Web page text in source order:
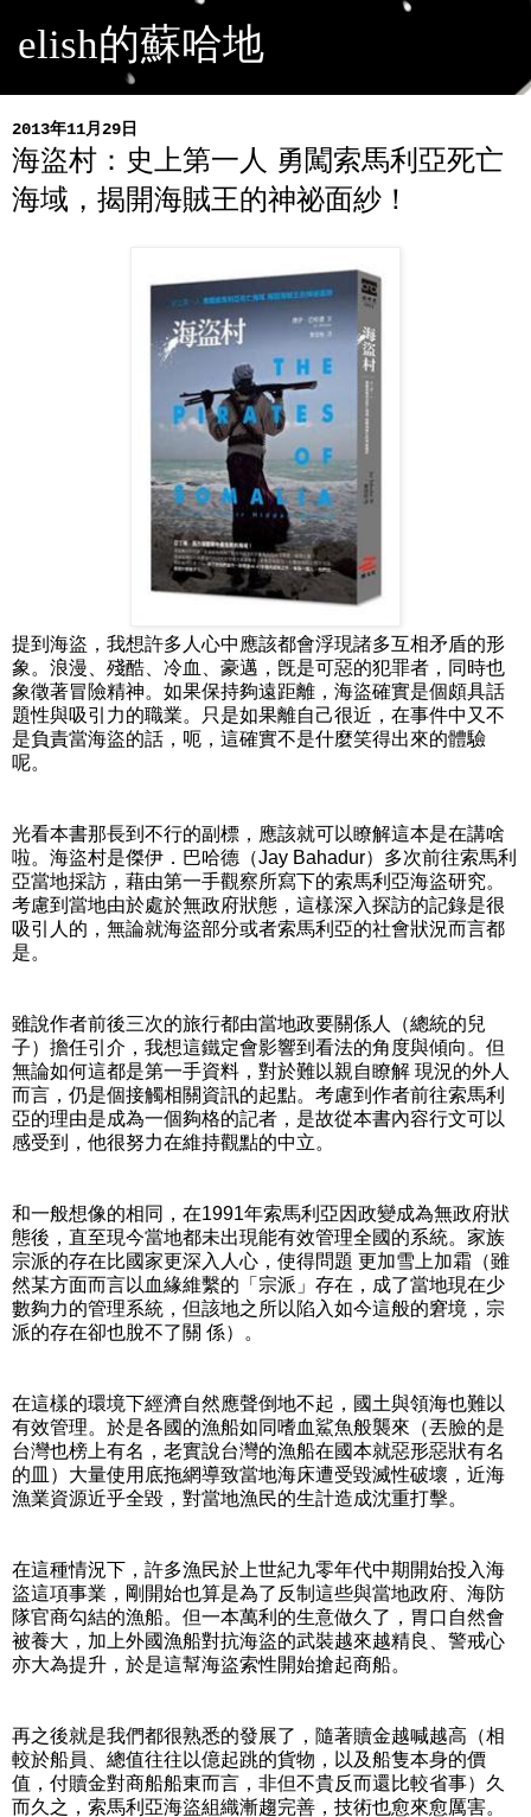
elish的蘇哈地
2013年11月29日
海盜村：史上第一人 勇闖索馬利亞死亡
海域，揭開海賊王的神祕面紗！
提到海盜，我想許多人心中應該都會浮現諸多互相矛盾的形
象。浪漫、殘酷、冷血、豪邁，旣是可惡的犯罪者，同時也
象徵著冒險精神。如果保持夠遠距離，海盜確實是個頗具話
題性與吸引力的職業。只是如果離自己很近，在事件中又不
是負責當海盜的話，呃，這確實不是什麼笑得出來的體驗
呢。
光看本書那長到不行的副標，應該就可以瞭解這本是在講啥
啦。海盜村是傑伊．巴哈德（Jay Bahadur）多次前往索馬利
亞當地採訪，藉由第一手觀察所寫下的索馬利亞海盜研究。
考慮到當地由於處於無政府狀態，這樣深入探訪的記錄是很
吸引人的，無論就海盜部分或者索馬利亞的社會狀況而言都
是。
雖說作者前後三次的旅行都由當地政要關係人（總統的兒
子）擔任引介，我想這鐵定會影響到看法的角度與傾向。但
無論如何這都是第一手資料，對於難以親自瞭解 現況的外人
而言，仍是個接觸相關資訊的起點。考慮到作者前往索馬利
亞的理由是成為一個夠格的記者，是故從本書內容行文可以
感受到，他很努力在維持觀點的中立。
和一般想像的相同，在1991年索馬利亞因政變成為無政府狀
態後，直至現今當地都未出現能有效管理全國的系統。家族
宗派的存在比國家更深入人心，使得問題 更加雪上加霜（雖
然某方面而言以血緣維繫的「宗派」存在，成了當地現在少
數夠力的管理系統，但該地之所以陷入如今這般的窘境，宗
派的存在卻也脫不了關 係）。
在這樣的環境下經濟自然應聲倒地不起，國土與領海也難以
有效管理。於是各國的漁船如同嗜血鯊魚般襲來（丟臉的是
台灣也榜上有名，老實說台灣的漁船在國本就惡形惡狀有名
的皿）大量使用底拖網導致當地海床遭受毀滅性破壞，近海
漁業資源近乎全毀，對當地漁民的生計造成沈重打擊。
在這種情況下，許多漁民於上世紀九零年代中期開始投入海
盜這項事業，剛開始也算是為了反制這些與當地政府、海防
隊官商勾結的漁船。但一本萬利的生意做久了，胃口自然會
被養大，加上外國漁船對抗海盜的武裝越來越精良、警戒心
亦大為提升，於是這幫海盜索性開始搶起商船。
再之後就是我們都很熟悉的發展了，隨著贖金越喊越高（相
較於船員、總值往往以億起跳的貨物，以及船隻本身的價
值，付贖金對商船船東而言，非但不貴反而還比較省事）久
而久之，索馬利亞海盜組織漸趨完善，技術也愈來愈厲害。